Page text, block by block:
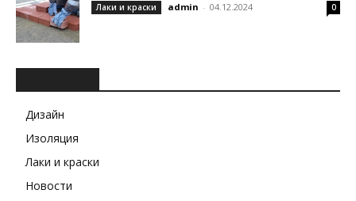
Лаки и краски admin - 04.12.2024 0
Дизайн
Изоляция
Лаки и краски
Новости